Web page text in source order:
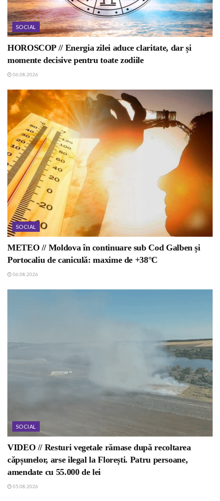
SOCIAL
HOROSCOP // Energia zilei aduce claritate, dar și
momente decisive pentru toate zodiile
06.08.2026
SOCIAL
METEO // Moldova în continuare sub Cod Galben și
Portocaliu de caniculă: maxime de +38°C
06.08.2026
SOCIAL
VIDEO // Resturi vegetale rămase după recoltarea
căpșunelor, arse ilegal la Florești. Patru persoane,
amendate cu 55.000 de lei
05.08.2026